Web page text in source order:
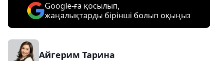
Google-ға қосылып,
жаңалықтарды бірінші болып оқыңыз
Айгерим Тарина